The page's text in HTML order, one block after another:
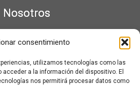
consentimiento
utilizamos tecnologías como las
a la información del dispositivo. El
nos permitirá procesar datos como
Nosotros
Aviso legal
sobre las cookies
Noticias al correo